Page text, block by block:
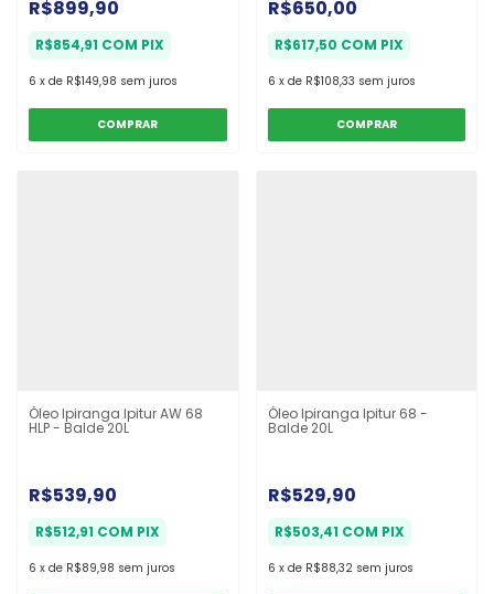
R$899,90
R$854,91 COM PIX
6 x de R$149,98 sem juros
R$650,00
R$617,50 COM PIX
6 x de R$108,33 sem juros
Óleo Ipiranga Ipitur AW 68
HLP - Balde 20L
R$539,90
R$512,91 COM PIX
6 x de R$89,98 sem juros
Óleo Ipiranga Ipitur 68 -
Balde 20L
R$529,90
R$503,41 COM PIX
6 x de R$88,32 sem juros